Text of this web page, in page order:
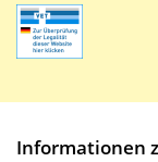
Informationen